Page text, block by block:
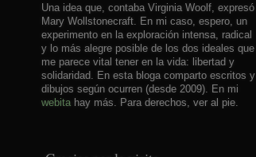
Una idea que, contaba Virginia Woolf, expresó
Mary Wollstonecraft. En mi caso, espero, un
experimento en la exploración intensa, radical
y lo más alegre posible de los dos ideales que
me parece vital tener en la vida: libertad y
solidaridad. En esta bloga comparto escritos y
dibujos según ocurren (desde 2009). En mi
webita hay más. Para derechos, ver al pie.